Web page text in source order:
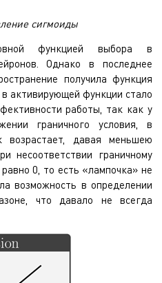
сигмоиды
функцией выбора в
Однако в последнее
получила функция
активирующей функции стало
работы, так как у
граничного условия, в
давая меньшею
несоответствии граничному
0, то есть «лампочка» не
возможность в определении
что давало не всегда